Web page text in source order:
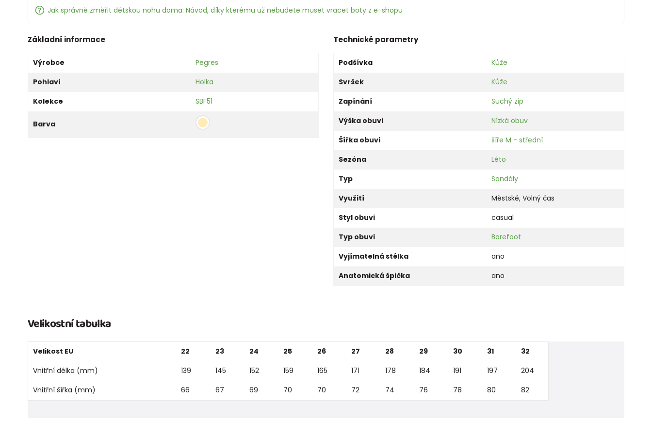
Jak správně změřit dětskou nohu doma: Návod, díky kterému už nebudete muset vracet boty z e-shopu
Základní informace
Výrobce
Pegres
Pohlaví
Holka
Kolekce
SBF51
Barva
Technické parametry
Podšívka
Kůže
Svršek
Kůže
Zapínání
Suchý zip
Výška obuvi
Nízká obuv
Šířka obuvi
šíře M - střední
Sezóna
Léto
Typ
Sandály
Využití
Městské, Volný čas
Styl obuvi
casual
Typ obuvi
Barefoot
Vyjímatelná stélka
ano
Anatomická špička
ano
Velikostní tabulka
Velikost EU 22 23 24 25 26 27 28 29 30 31
32
Vnitřní délka (mm)
139 145 152 159 165 171 178 184 191 197
204
Vnitřní šířka (mm)
66 67 69 70 70 72 74 76 78 80 82